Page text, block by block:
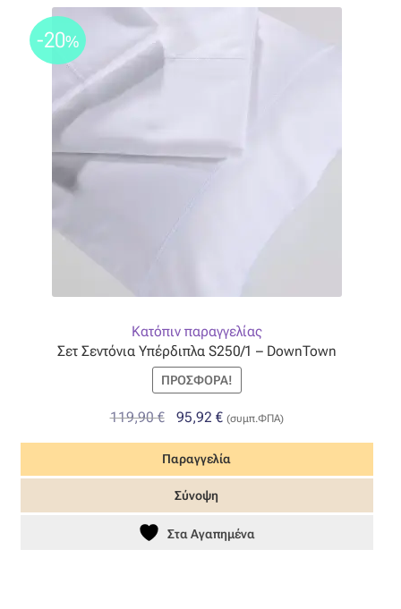
Όροι Χρήσης
ΠΙΣΤΟΠΟΙΗΣΕΙΣ ΧΑΛΙΩΝ COLORE COLORI
Πληρωμές
Κατόπιν παραγγελίας
-20%
Σετ Σεντόνια Υπέρδιπλα S250/1 – DownTown
ΠΡΟΣΦΟΡΆ!
119,90€
Original
price
was:
119,90 €.
95,92€Η
τρέχουσα
τιμή
είναι:
(συμπ.ΦΠΑ)
Παραγγελία
Σύνοψη
Στα Αγαπημένα